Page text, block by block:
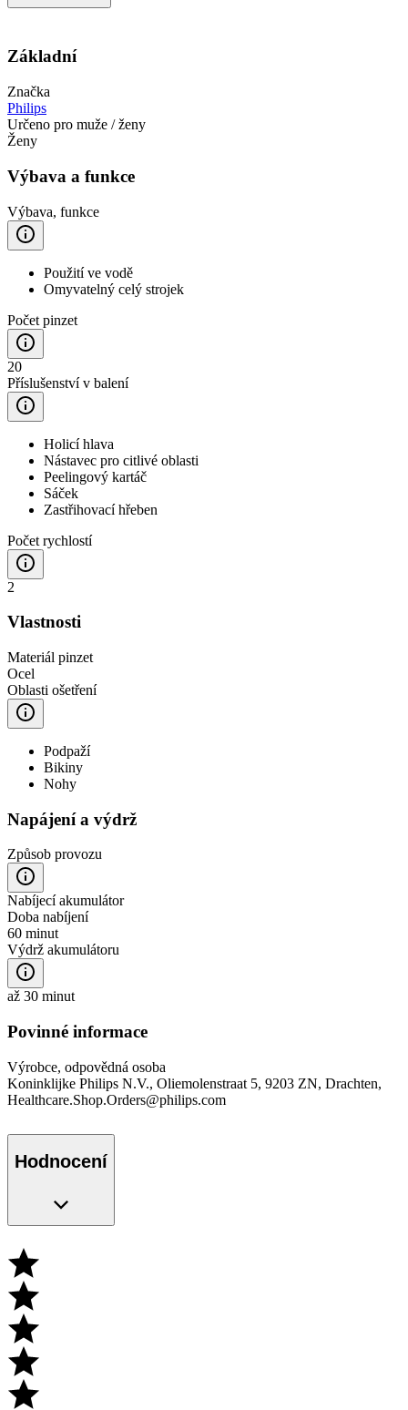
Základní
Značka
Philips
Určeno pro muže / ženy
Ženy
Výbava a funkce
Výbava, funkce
Použití ve vodě
Omyvatelný celý strojek
Počet pinzet
20
Příslušenství v balení
Holicí hlava
Nástavec pro citlivé oblasti
Peelingový kartáč
Sáček
Zastřihovací hřeben
Počet rychlostí
2
Vlastnosti
Materiál pinzet
Ocel
Oblasti ošetření
Podpaží
Bikiny
Nohy
Napájení a výdrž
Způsob provozu
Nabíjecí akumulátor
Doba nabíjení
60 minut
Výdrž akumulátoru
až 30 minut
Povinné informace
Výrobce, odpovědná osoba
Koninklijke Philips N.V., Oliemolenstraat 5, 9203 ZN, Drachten,
Healthcare.Shop.Orders@philips.com
Hodnocení